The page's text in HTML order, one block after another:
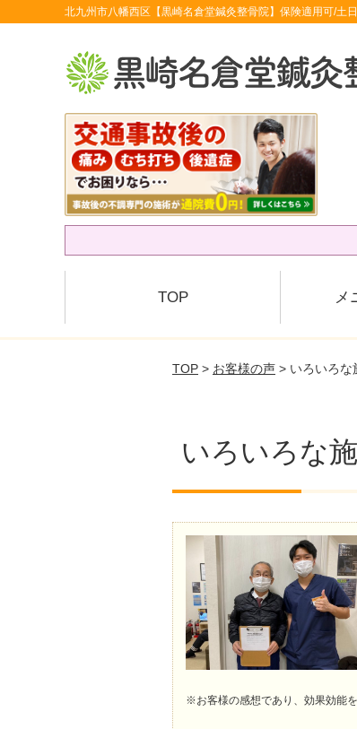
北九州市八幡西区【黒崎名倉堂鍼灸整骨院】保険適用可/土
TOP メ
TOP > お客様の声 > いろいろな
いろいろな
※お客様の感想であり、効果効能